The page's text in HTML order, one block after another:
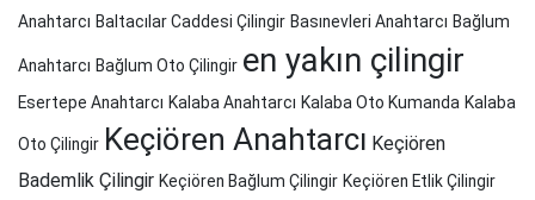
Anahtarcı Baltacılar Caddesi Çilingir Basınevleri Anahtarcı Bağlum
Anahtarcı Bağlum Oto Çilingir en yakın çilingir
Esertepe Anahtarcı Kalaba Anahtarcı Kalaba Oto Kumanda Kalaba
Oto Çilingir Keçiören Anahtarcı Keçiören
Bademlik Çilingir Keçiören Bağlum Çilingir Keçiören Etlik Çilingir